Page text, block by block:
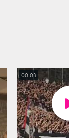
00:08